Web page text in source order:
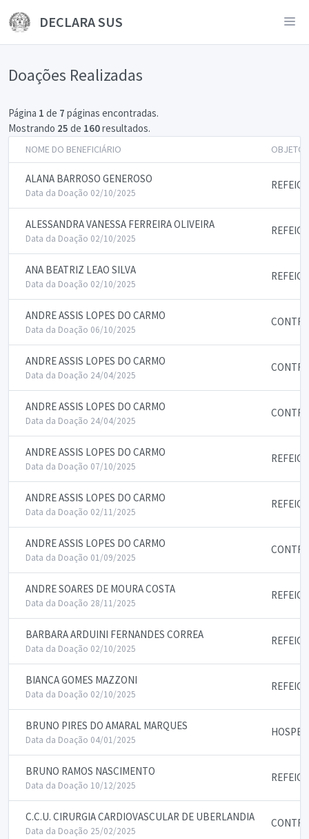
DECLARA SUS
Doações Realizadas
Página 1 de 7 páginas encontradas.
Mostrando 25 de 160resultados.
NOME DO BENEFICIÁRIO OBJETO
ALANA BARROSO GENEROSO
Data da Doação 02/10/2025
ALESSANDRA VANESSA FERREIRA OLIVEIRA
Data da Doação 02/10/2025
ANA BEATRIZ LEAO SILVA
Data da Doação 02/10/2025
ANDRE ASSIS LOPES DO CARMO
Data da Doação 06/10/2025
ANDRE ASSIS LOPES DO CARMO
Data da Doação 24/04/2025
ANDRE ASSIS LOPES DO CARMO
Data da Doação 24/04/2025
ANDRE ASSIS LOPES DO CARMO
Data da Doação 07/10/2025
ANDRE ASSIS LOPES DO CARMO
Data da Doação 02/11/2025
ANDRE ASSIS LOPES DO CARMO
Data da Doação 01/09/2025
ANDRE SOARES DE MOURA COSTA
Data da Doação 28/11/2025
BARBARA ARDUINI FERNANDES CORREA
Data da Doação 02/10/2025
BIANCA GOMES MAZZONI
Data da Doação 02/10/2025
BRUNO PIRES DO AMARAL MARQUES
Data da Doação 04/01/2025
BRUNO RAMOS NASCIMENTO
Data da Doação 10/12/2025
C.C.U. CIRURGIA CARDIOVASCULAR DE UBERLANDIA
Data da Doação 25/02/2025